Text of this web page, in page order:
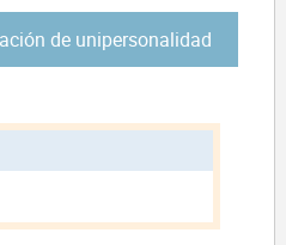
de unipersonalidad